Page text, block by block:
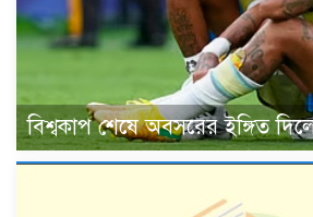
বিশ্বকাপ শেষে অবসরের ইঙ্গিত